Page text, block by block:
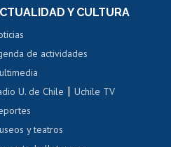
Portal de movilidad interna
Certificado de renta
Certificado de renta
laboral, sexual y violencia
Y CULTURA
de actividades
U. de Chile |Uchile TV
y teatros